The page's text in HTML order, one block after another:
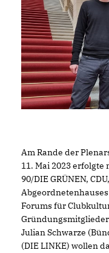
Am Rande der
11. Mai 2023
90/DIE GRÜNEN,
Forums für
Gründungsmitglieder
Julian Schwarze
(DIE LINKE) wollen